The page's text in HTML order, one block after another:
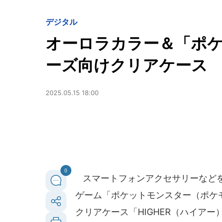
デジタル
オーロラカラー＆「
ーズ向けクリアケース
2025.05.15 18:00
0
スマートフォンアクセサリーなど
ゲーム「ポケットモンスター（ポ
クリアケース「HIGHER（ハイア